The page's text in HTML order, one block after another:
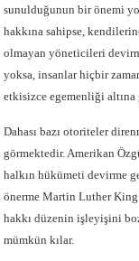
sunulduğunun bir önemi
hakkına sahipse,
olmayan yöneticileri
yoksa, insanlar hiçbir
etkisizce egemenliği altına
Dahası bazı otoriteler
görmektedir. Amerikan
halkın hükümeti devirme
önerme Martin Luther
hakkı düzenin işleyişini
mümkün kılar.